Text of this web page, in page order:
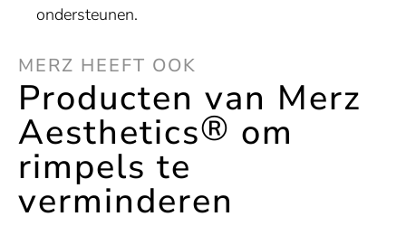
ondersteunen.
MERZ HEEFT OOK
Producten van Merz
Aesthetics® om
rimpels te
verminderen